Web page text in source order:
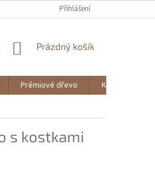
Přihlášení
NÁKUPNÍ
Prázdný košík
Prémiové dřevo
Knihy
s kostkami